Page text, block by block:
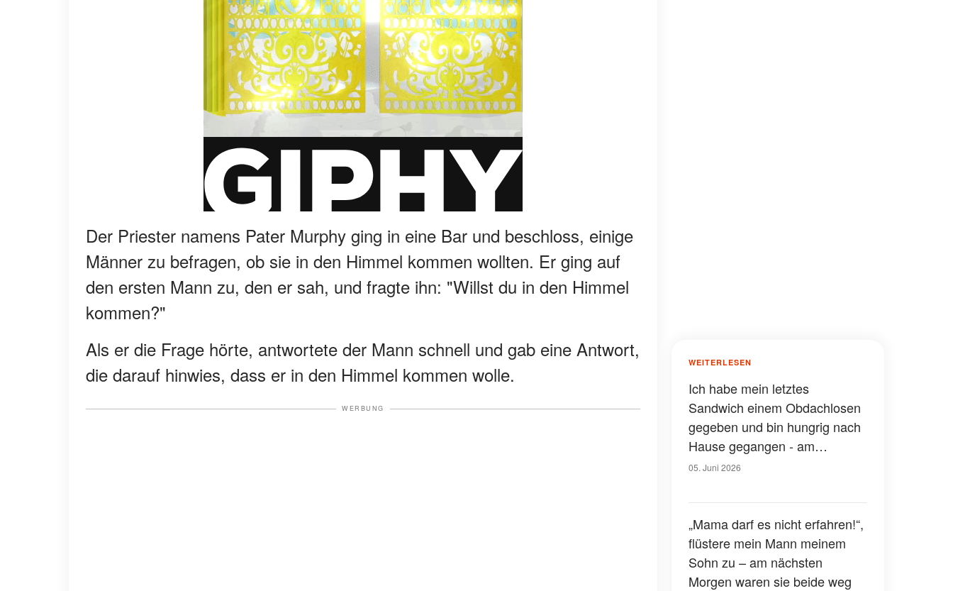
Der Priester namens Pater Murphy ging in eine Bar und beschloss, einige
Männer zu befragen, ob sie in den Himmel kommen wollten. Er ging auf
den ersten Mann zu, den er sah, und fragte ihn: "Willst du in den Himmel
kommen?"
Als er die Frage hörte, antwortete der Mann schnell und gab eine Antwort,
die darauf hinwies, dass er in den Himmel kommen wolle.
WERBUNG
WEITERLESEN
Ich habe mein letztes
Sandwich einem Obdachlosen
gegeben und bin hungrig nach
Hause gegangen - am
nächsten Morgen stand ein
05. Juni 2026
„Mama darf es nicht erfahren!“,
flüstere mein Mann meinem
Sohn zu – am nächsten
Morgen waren sie beide weg